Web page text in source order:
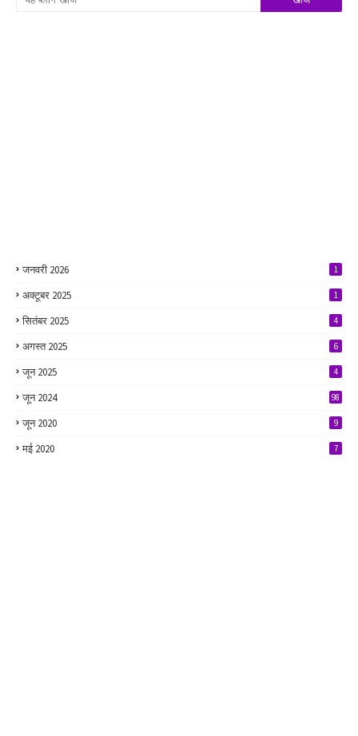
जनवरी 2026 1
अक्टूबर 2025 1
सितंबर 2025 4
अगस्त 2025 6
जून 2025 4
जून 2024 98
जून 2020 9
मई 2020 7